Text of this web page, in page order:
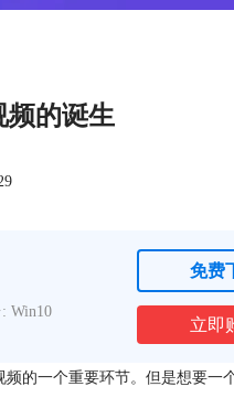
频的诞生
Win10
免费
立即
的一个重要环节。但是想要一